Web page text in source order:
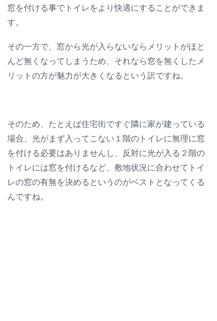
窓を付ける事でトイレをより快適にすることができま
す。
その一方で、窓から光が入らないならメリットがほと
んど無くなってしまうため、それなら窓を無くしたメ
リットの方が魅力が大きくなるという訳ですね。
そのため、たとえば住宅街ですぐ隣に家が建っている
場合、光がまず入ってこない１階のトイレに無理に窓
を付ける必要はありませんし、反対に光が入る２階の
トイレには窓を付けるなど、敷地状況に合わせてトイ
レの窓の有無を決めるというのがベストとなってくる
んですね。